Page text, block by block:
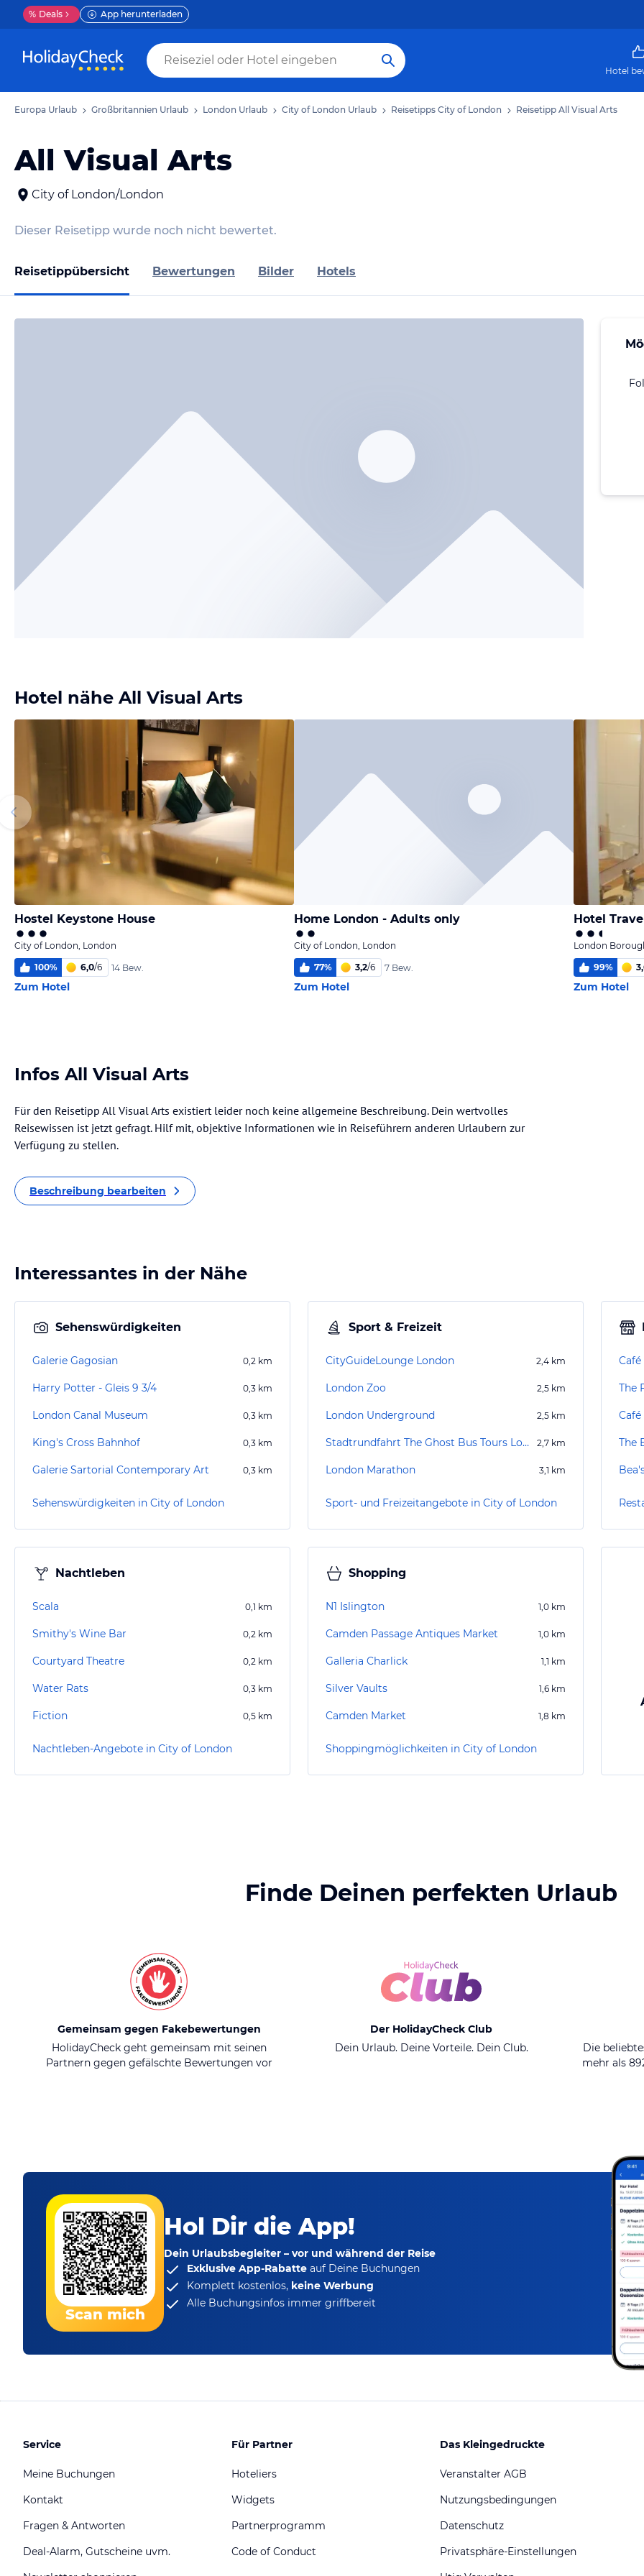
% Deals App herunterladen
Hotel
Europa Urlaub Großbritannien Urlaub London Urlaub City of London Urlaub Reisetipps City of London Reisetipp All Visual Arts
All Visual Arts
City of London/London
Dieser Reisetipp wurde noch nicht bewertet.
Reisetippübersicht Bewertungen Bilder Hotels
Hotel nähe All Visual Arts
Hostel Keystone House
City of London, London
100% 6,0/6 14 Bew.
Zum Hotel
Home London - Adults only
City of London, London
77% 3,2/6 7 Bew.
Zum Hotel
Hotel
London
99%
Zum Hotel
Infos All Visual Arts
Für den Reisetipp All Visual Arts existiert leider noch keine allgemeine Beschreibung. Dein wertvolles
Reisewissen ist jetzt gefragt. Hilf mit, objektive Informationen wie in Reiseführern anderen Urlaubern zur
Verfügung zu stellen.
Beschreibung bearbeiten
Interessantes in der Nähe
Sehenswürdigkeiten
Galerie Gagosian 0,2 km
Harry Potter - Gleis 9 3/4 0,3 km
London Canal Museum 0,3 km
King's Cross Bahnhof 0,3 km
Galerie Sartorial Contemporary Art 0,3 km
Sehenswürdigkeiten in City of London
Sport & Freizeit
CityGuideLounge London 2,4 km
London Zoo 2,5 km
London Underground 2,5 km
Stadtrundfahrt The Ghost Bus Tours London 2,7 km
London Marathon 3,1 km
Sport- und Freizeitangebote in City of London
The
The
Nachtleben
Scala 0,1 km
Smithy's Wine Bar 0,2 km
Courtyard Theatre 0,2 km
Water Rats 0,3 km
Fiction 0,5 km
Nachtleben-Angebote in City of London
Shopping
N1 Islington 1,0 km
Camden Passage Antiques Market 1,0 km
Galleria Charlick 1,1 km
Silver Vaults 1,6 km
Camden Market 1,8 km
Shoppingmöglichkeiten in City of London
Finde Deinen perfekten Urlaub
Gemeinsam gegen Fakebewertungen
HolidayCheck geht gemeinsam mit seinen
Partnern gegen gefälschte Bewertungen vor
Der HolidayCheck Club
Dein Urlaub. Deine Vorteile. Dein Club.
Die
mehr als
Scan mich
Hol Dir die App!
Dein Urlaubsbegleiter – vor und während der Reise
Exklusive App-Rabatte auf Deine Buchungen
Komplett kostenlos, keine Werbung
Alle Buchungsinfos immer griffbereit
Service
Meine Buchungen
Kontakt
Fragen & Antworten
Deal-Alarm, Gutscheine uvm.
Für Partner
Hoteliers
Widgets
Partnerprogramm
Code of Conduct
Das Kleingedruckte
Veranstalter AGB
Nutzungsbedingungen
Datenschutz
Privatsphäre-Einstellungen